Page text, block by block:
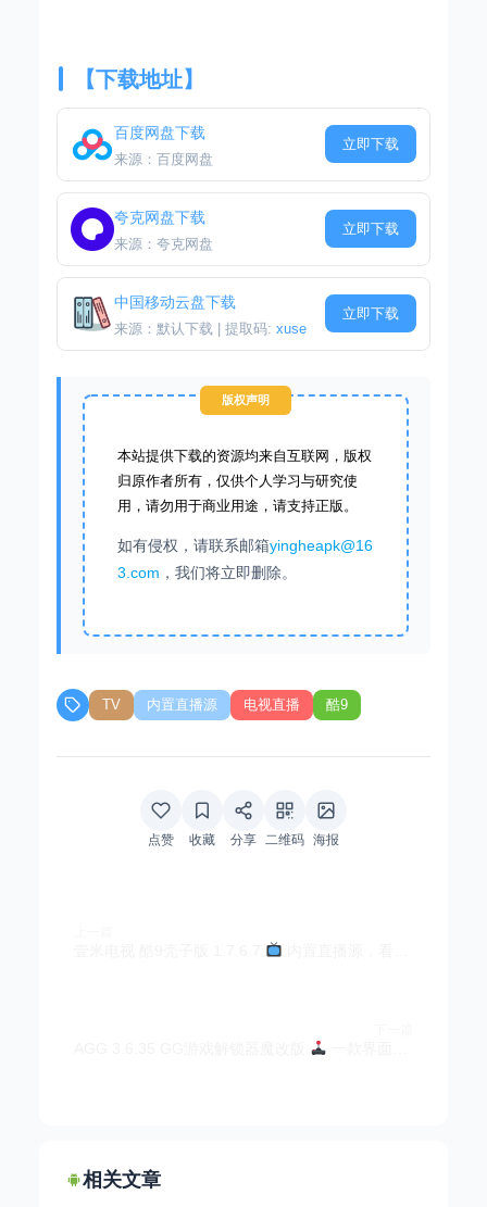
【下载地址】
百度网盘下载
来源：百度网盘
立即下载
夸克网盘下载
来源：夸克网盘
立即下载
中国移动云盘下载
来源：默认下载 | 提取码: xuse
立即下载
版权声明
本站提供下载的资源均来自互联网，版权
归原作者所有，仅供个人学习与研究使
用，请勿用于商业用途，请支持正版。
如有侵权，请联系邮箱yingheapk@16
3.com ，我们将立即删除。
TV 内置直播源 电视直播 酷9
点赞 收藏 分享 二维码 海报
相关文章